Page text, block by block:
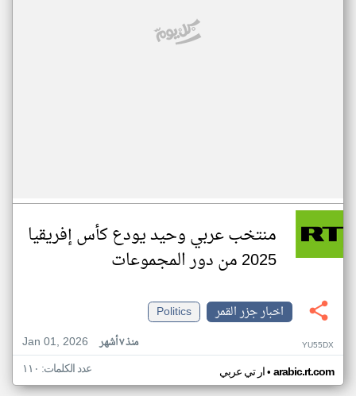
منتخب عربي وحيد يودع كأس إفريقيا
2025 من دور المجموعات
اخبار جزر القمر
Politics
Jan 01, 2026
منذ ٧ أشهر YU55DX
ار تي عربي• arabic.rt.com عدد الكلمات: ١١٠